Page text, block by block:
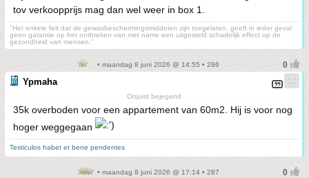
tov verkoopprijs mag dan wel weer in box 1.
"Het enkele feit dat de gewasbeschermingsmiddelen zijn toegelaten, geeft in ieder geval
geen garantie op het ontbreken van met name een uitgesteld schadelijk effect op de
gezondheid van mensen."
• maandag 8 juni 2026 @ 14:55 • 286
Ypmaha
Onjuist bejegend
35k overboden voor een appartement van 60m2. Hij is voor nog
hoger weggegaan
Testiculos habet et bene pendentes
• maandag 8 juni 2026 @ 17:14 • 287